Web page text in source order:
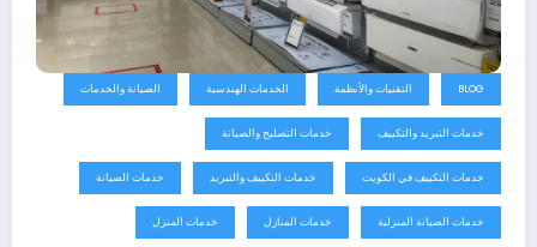
BLOG التقنيات والأنظمة الخدمات الهندسية الصيانة والخدمات
خدمات التبريد والتكييف خدمات التصليح والصيانة
خدمات التكييف في الكويت خدمات التكييف والتبريد خدمات الصيانة
خدمات الصيانة المنزلية خدمات المنازل خدمات المنزل